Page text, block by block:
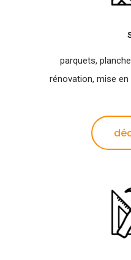
parquets,
rénovation, mise